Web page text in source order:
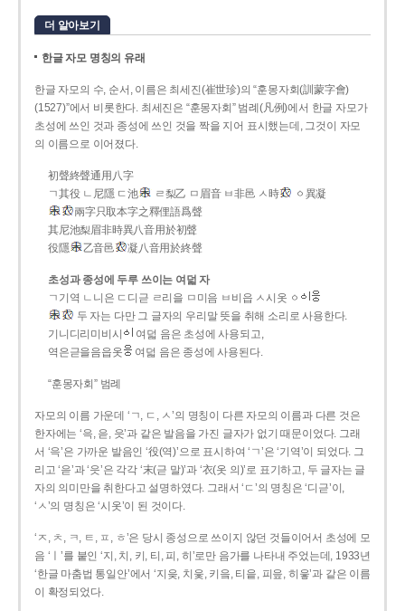
더 알아보기
한글 자모 명칭의 유래
한글 자모의 수, 순서, 이름은 최세진(崔世珍)의 “훈몽자회(訓蒙字會)
(1527)”에서 비롯한다. 최세진은 “훈몽자회” 범례(凡例)에서 한글 자모가
초성에 쓰인 것과 종성에 쓰인 것을 짝을 지어 표시했는데, 그것이 자모
의 이름으로 이어졌다.
初聲終聲通用八字
ㄱ其役 ㄴ尼隱 ㄷ池
ㄹ梨乙 ㅁ眉音 ㅂ非邑 ㅅ時
ㆁ異凝
兩字只取本字之釋俚語爲聲
其尼池梨眉非時異八音用於初聲
役隱
乙音邑 凝八音用於終聲
초성과 종성에 두루 쓰이는 여덟 자
ㄱ기역 ㄴ니은 ㄷ디귿 ㄹ리을 ㅁ미음 ㅂ비읍 ㅅ시옷 ㆁ
두 자는 다만 그 글자의 우리말 뜻을 취해 소리로 사용한다.
기니디리미비시
여덟 음은 초성에 사용되고,
역은귿을음읍옷
여덟 음은 종성에 사용된다.
“훈몽자회” 범례
자모의 이름 가운데 ‘ㄱ, ㄷ, ㅅ’의 명칭이 다른 자모의 이름과 다른 것은
한자에는 ‘윽, 읃, 읏’과 같은 발음을 가진 글자가 없기 때문이었다. 그래
서 ‘윽’은 가까운 발음인 ‘役(역)’으로 표시하여 ‘ㄱ’은 ‘기역’이 되었다. 그
리고 ‘읃’과 ‘읏’은 각각 ‘末(귿 말)’과 ‘衣(옷 의)’로 표기하고, 두 글자는 글
자의 의미만을 취한다고 설명하였다. 그래서 ‘ㄷ’의 명칭은 ‘디귿’이,
‘ㅅ’의 명칭은 ‘시옷’이 된 것이다.
‘ㅈ, ㅊ, ㅋ, ㅌ, ㅍ, ㅎ’은 당시 종성으로 쓰이지 않던 것들이어서 초성에 모
음 ‘ㅣ’를 붙인 ‘지, 치, 키, 티, 피, 히’로만 음가를 나타내 주었는데, 1933년
‘한글 마춤법 통일안’에서 ‘지읒, 치읓, 키읔, 티읕, 피읖, 히읗’과 같은 이름
이 확정되었다.